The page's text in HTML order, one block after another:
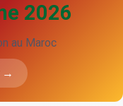
2026
au Maroc
→